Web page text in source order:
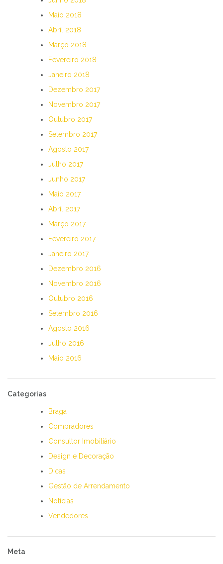
Maio 2018
Abril 2018
Março 2018
Fevereiro 2018
Janeiro 2018
Dezembro 2017
Novembro 2017
Outubro 2017
Setembro 2017
Agosto 2017
Julho 2017
Junho 2017
Maio 2017
Abril 2017
Março 2017
Fevereiro 2017
Janeiro 2017
Dezembro 2016
Novembro 2016
Outubro 2016
Setembro 2016
Agosto 2016
Julho 2016
Maio 2016
Categorias
Braga
Compradores
Consultor Imobiliário
Design e Decoração
Dicas
Gestão de Arrendamento
Notícias
Vendedores
Meta